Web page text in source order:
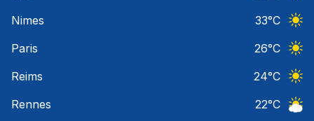
Nimes
33°C
Paris
26°C
Reims
24°C
Rennes
22°C